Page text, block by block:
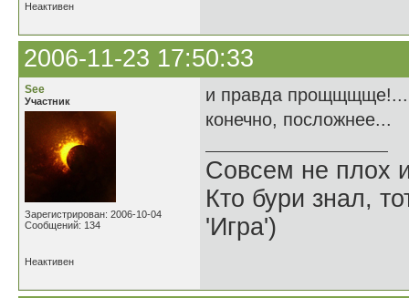
Неактивен
2006-11-23 17:50:33
See
Участник
Зарегистрирован: 2006-10-04
Сообщений: 134
и правда прощщщще!...
конечно, посложнее...
Совсем не плох
Кто бури знал,
'Игра')
Неактивен